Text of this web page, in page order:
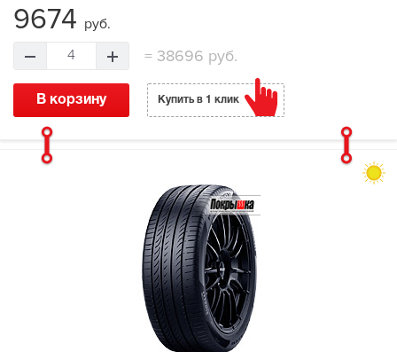
9674 руб.
4 = 38696 руб.
В корзину Купить в 1 клик